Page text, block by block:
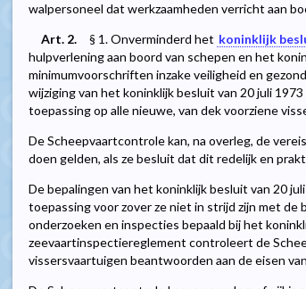
walpersoneel dat werkzaamheden verricht aan
Art. 2.
§ 1. Onverminderd het koninklijk
hulpverlening aan boord van schepen en het
minimumvoorschriften inzake veiligheid en
wijziging van het koninklijk besluit van 20 juli
toepassing op alle nieuwe, van dek voorziene
De Scheepvaartcontrole kan, na overleg, de
doen gelden, als ze besluit dat dit redelijk en
De bepalingen van het koninklijk besluit van 20
toepassing voor zover ze niet in strijd zijn met de
onderzoeken en inspecties bepaald bij het
zeevaartinspectiereglement controleert de
vissersvaartuigen beantwoorden aan de eisen